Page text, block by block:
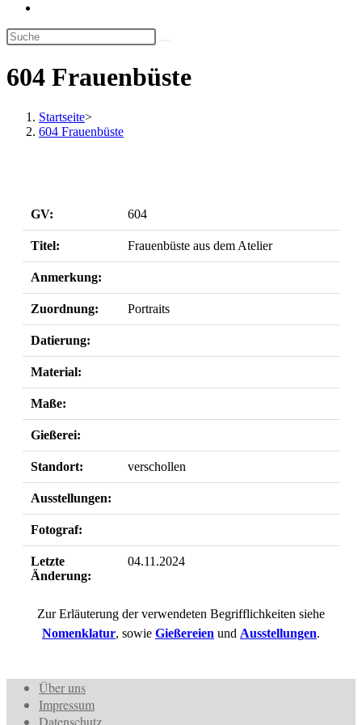
umschalten
604 Frauenbüste
Startseite>
604 Frauenbüste
GV: 604
Titel: Frauenbüste aus dem Atelier
Anmerkung:
Zuordnung: Portraits
Datierung:
Material:
Maße:
Gießerei:
Standort: verschollen
Ausstellungen:
Fotograf:
Letzte
Änderung:
04.11.2024
Zur Erläuterung der verwendeten Begrifflichkeiten siehe
Nomenklatur, sowie Gießereien und Ausstellungen.
Über uns
Impressum
Datenschutz